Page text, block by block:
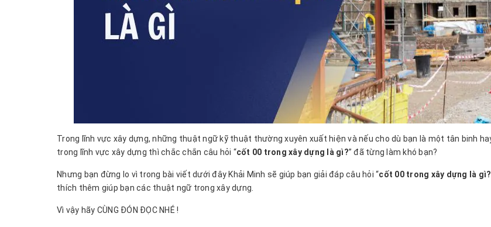
Trong lĩnh vực xây dựng, những thuật ngữ kỹ thuật thường xuyên xuất hiện và nếu cho dù bạn là một tân binh
trong lĩnh vực xây dựng thì chắc chắn câu hỏi “cốt 00 trong xây dựng là gì?” đã từng làm khó bạn?
Nhưng bạn đừng lo vì trong bài viết dưới đây Khải Minh sẽ giúp bạn giải đáp câu hỏi “cốt 00 trong xây dựng là gì?
thích thêm giúp bạn các thuật ngữ trong xây dựng.
Vì vậy hãy CÙNG ĐÓN ĐỌC NHÉ !